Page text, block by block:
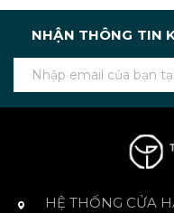
NHẬN THÔNG TIN
HỆ THỐNG CỬA